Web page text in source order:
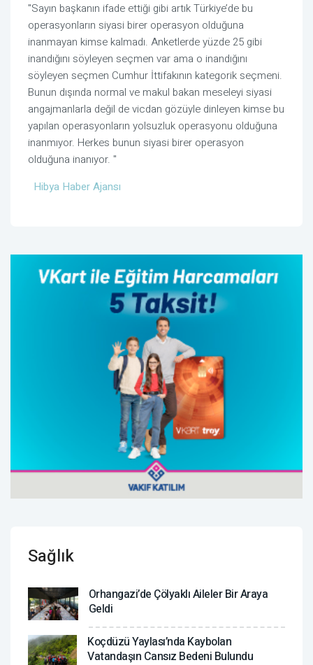
"Sayın başkanın ifade ettiği gibi artık Türkiye’de bu
operasyonların siyasi birer operasyon olduğuna
inanmayan kimse kalmadı. Anketlerde yüzde 25 gibi
inandığını söyleyen seçmen var ama o inandığını
söyleyen seçmen Cumhur İttifakının kategorik seçmeni.
Bunun dışında normal ve makul bakan meseleyi siyasi
angajmanlarla değil de vicdan gözüyle dinleyen kimse bu
yapılan operasyonların yolsuzluk operasyonu olduğuna
inanmıyor. Herkes bunun siyasi birer operasyon
olduğuna inanıyor. "
Hibya Haber Ajansı
Sağlık
Orhangazi’de Çölyaklı Aileler Bir Araya
Geldi
Koçdüzü Yaylası’nda Kaybolan
Vatandaşın Cansız Bedeni Bulundu